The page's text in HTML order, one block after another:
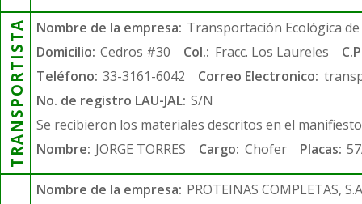
TRANSPORTISTA Nombre de la empresa: Transportación Ecológica de
Domicilio: Cedros #30 Col.: Fracc. Los Laureles
Teléfono: 33-3161-6042 Correo Electronico:
No. de registro LAU-JAL: S/N
Se recibieron los materiales descritos en el
Nombre: JORGE TORRES Cargo: Chofer Placas:
Nombre de la empresa: PROTEINAS COMPLETAS,